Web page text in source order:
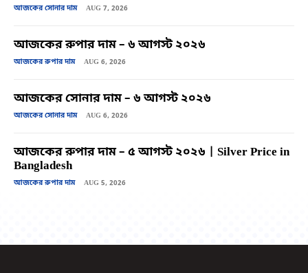
আজকের সোনার দাম AUG 7, 2026
আজকের রুপার দাম – ৬ আগস্ট ২০২৬
আজকের রুপার দাম AUG 6, 2026
আজকের সোনার দাম – ৬ আগস্ট ২০২৬
আজকের সোনার দাম AUG 6, 2026
আজকের রুপার দাম – ৫ আগস্ট ২০২৬ | Silver Price in
Bangladesh
আজকের রুপার দাম AUG 5, 2026